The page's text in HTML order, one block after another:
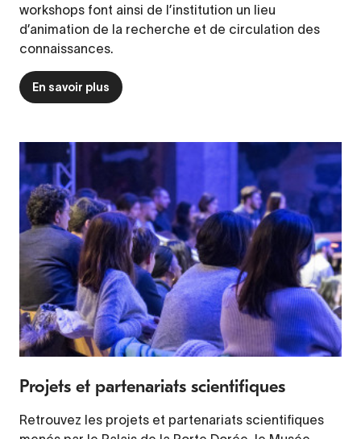
workshops font ainsi de l’institution un lieu
d’animation de la recherche et de circulation des
connaissances.
En savoir plus
Projets et partenariats scientifiques
Retrouvez les projets et partenariats scientifiques